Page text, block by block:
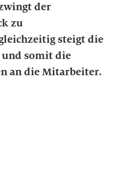
der
zu
steigt die
und somit die
an die Mitarbeiter.